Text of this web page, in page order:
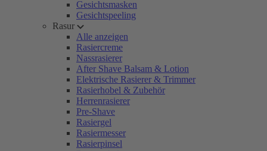
Gesichtsmasken
Gesichtspeeling
Rasur
Alle anzeigen
Rasiercreme
Nassrasierer
After Shave Balsam & Lotion
Elektrische Rasierer & Trimmer
Rasierhobel & Zubehör
Herrenrasierer
Pre-Shave
Rasiergel
Rasiermesser
Rasierpinsel